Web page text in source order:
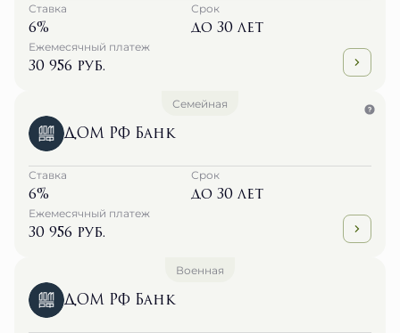
Ставка
6%
Срок
до 30 лет
Ежемесячный платеж
30 956 руб.
Семейная
ДОМ РФ Банк
Ставка
6%
Срок
до 30 лет
Ежемесячный платеж
30 956 руб.
Военная
ДОМ РФ Банк